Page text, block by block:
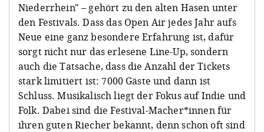
Niederrhein" – gehört zu den alten Hasen unter
den Festivals. Dass das Open Air jedes Jahr aufs
Neue eine ganz besondere Erfahrung ist, dafür
sorgt nicht nur das erlesene Line-Up, sondern
auch die Tatsache, dass die Anzahl der Tickets
stark limitiert ist: 7000 Gäste und dann ist
Schluss. Musikalisch liegt der Fokus auf Indie und
Folk. Dabei sind die Festival-Macher*innen für
ihren guten Riecher bekannt, denn schon oft sind